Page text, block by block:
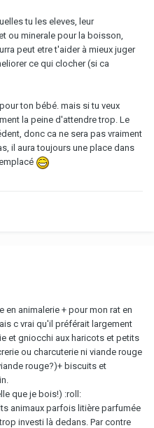
tu les eleves, leur
ou minerale pour la boisson,
peut etre t'aider à mieux juger
ce qui clocher (si ca
ton bébé. mais si tu veux
la peine d'attendre trop. Le
donc ca ne sera pas vraiment
il aura toujours une place dans
en animalerie + pour mon rat en
c vrai qu'il préférait largement
et gniocchi aux haricots et petits
ou charcuterie ni viande rouge
rouge?)+ biscuits et
que je bois!) :roll:
animaux parfois litière parfumée
investi là dedans. Par contre